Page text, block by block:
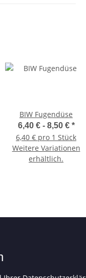
BIW Fugendüse
6,40 € - 8,50 € *
6,40 € pro 1 Stück
Weitere Variationen
erhältlich.